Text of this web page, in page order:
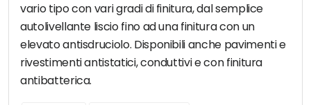
vario tipo con vari gradi di finitura, dal semplice
autolivellante liscio fino ad una finitura con un
elevato antisdruciolo. Disponibili anche pavimenti e
rivestimenti antistatici, conduttivi e con finitura
antibatterica.